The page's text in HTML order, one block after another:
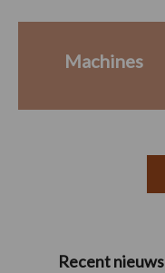
PrimaireRecent nieuws
Machines